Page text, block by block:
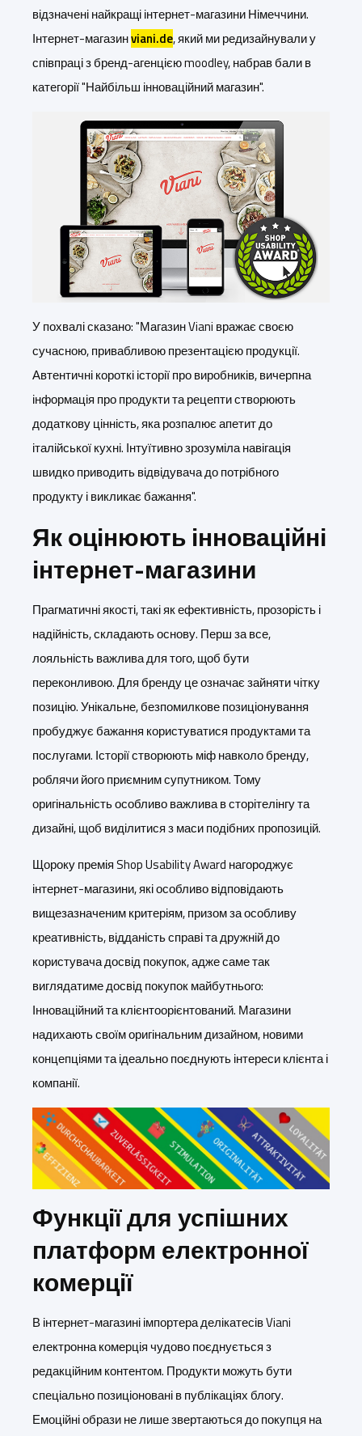
відзначені найкращі інтернет-магазини Німеччини.
Інтернет-магазинviani.de, який ми редизайнували у
співпраці з бренд-агенцією moodley, набрав бали в
категорії "Найбільш інноваційний магазин".
У похвалі сказано: "Магазин Viani вражає своєю
сучасною, привабливою презентацією продукції.
Автентичні короткі історії про виробників, вичерпна
інформація про продукти та рецепти створюють
додаткову цінність, яка розпалює апетит до
італійської кухні. Інтуїтивно зрозуміла навігація
швидко приводить відвідувача до потрібного
продукту і викликає бажання".
Як оцінюють інноваційні
інтернет-магазини
Прагматичні якості, такі як ефективність, прозорість і
надійність, складають основу. Перш за все,
лояльність важлива для того, щоб бути
переконливою. Для бренду це означає зайняти чітку
позицію. Унікальне, безпомилкове позиціонування
пробуджує бажання користуватися продуктами та
послугами. Історії створюють міф навколо бренду,
роблячи його приємним супутником. Тому
оригінальність особливо важлива в сторітелінгу та
дизайні, щоб виділитися з маси подібних пропозицій.
Щороку премія Shop Usability Award нагороджує
інтернет-магазини, які особливо відповідають
вищезазначеним критеріям, призом за особливу
креативність, відданість справі та дружній до
користувача досвід покупок, адже саме так
виглядатиме досвід покупок майбутнього:
Інноваційний та клієнтоорієнтований. Магазини
надихають своїм оригінальним дизайном, новими
концепціями та ідеально поєднують інтереси клієнта і
компанії.
Функції для успішних
платформ електронної
комерції
В інтернет-магазині імпортера делікатесів Viani
електронна комерція чудово поєднується з
редакційним контентом. Продукти можуть бути
спеціально позиціоновані в публікаціях блогу.
Емоційні образи не лише звертаються до покупця на